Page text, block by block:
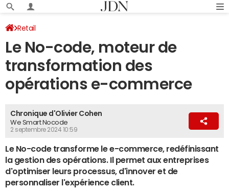
Retail
Le No-code, moteur de
transformation des
opérations e-commerce
Chronique d'Olivier Cohen
We Smart Nocode
2 septembre 2024 10:59
Le No-code transforme le e-commerce, redéfinissant
la gestion des opérations. Il permet aux entreprises
d'optimiser leurs processus, d'innover et de
personnaliser l'expérience client.